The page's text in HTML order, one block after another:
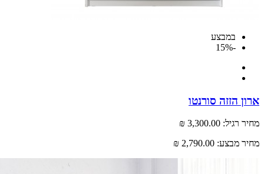
במבצע
הזזה סורנטו
רגיל: 3,300.00 ₪
מבצע: 2,790.00 ₪